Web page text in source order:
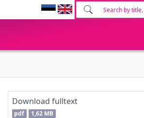
Download fulltext
pdf 1,62 MB